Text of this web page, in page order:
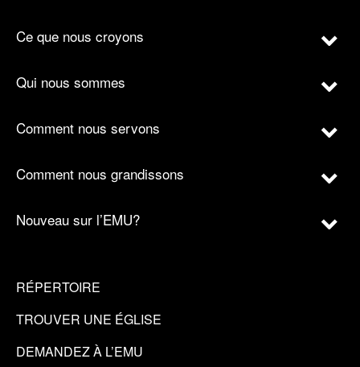
Ce que nous croyons
Qui nous sommes
Comment nous servons
Comment nous grandissons
Nouveau sur l’EMU?
RÉPERTOIRE
TROUVER UNE ÉGLISE
DEMANDEZ À L’EMU